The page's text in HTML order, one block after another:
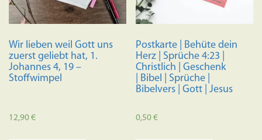
Wir lieben weil Gott uns
zuerst geliebt hat, 1.
Johannes 4, 19 –
Stoffwimpel
12,90€
Postkarte | Behüte dein
Herz | Sprüche 4:23 |
Christlich | Geschenk
| Bibel | Sprüche |
Bibelvers | Gott | Jesus
0,50€